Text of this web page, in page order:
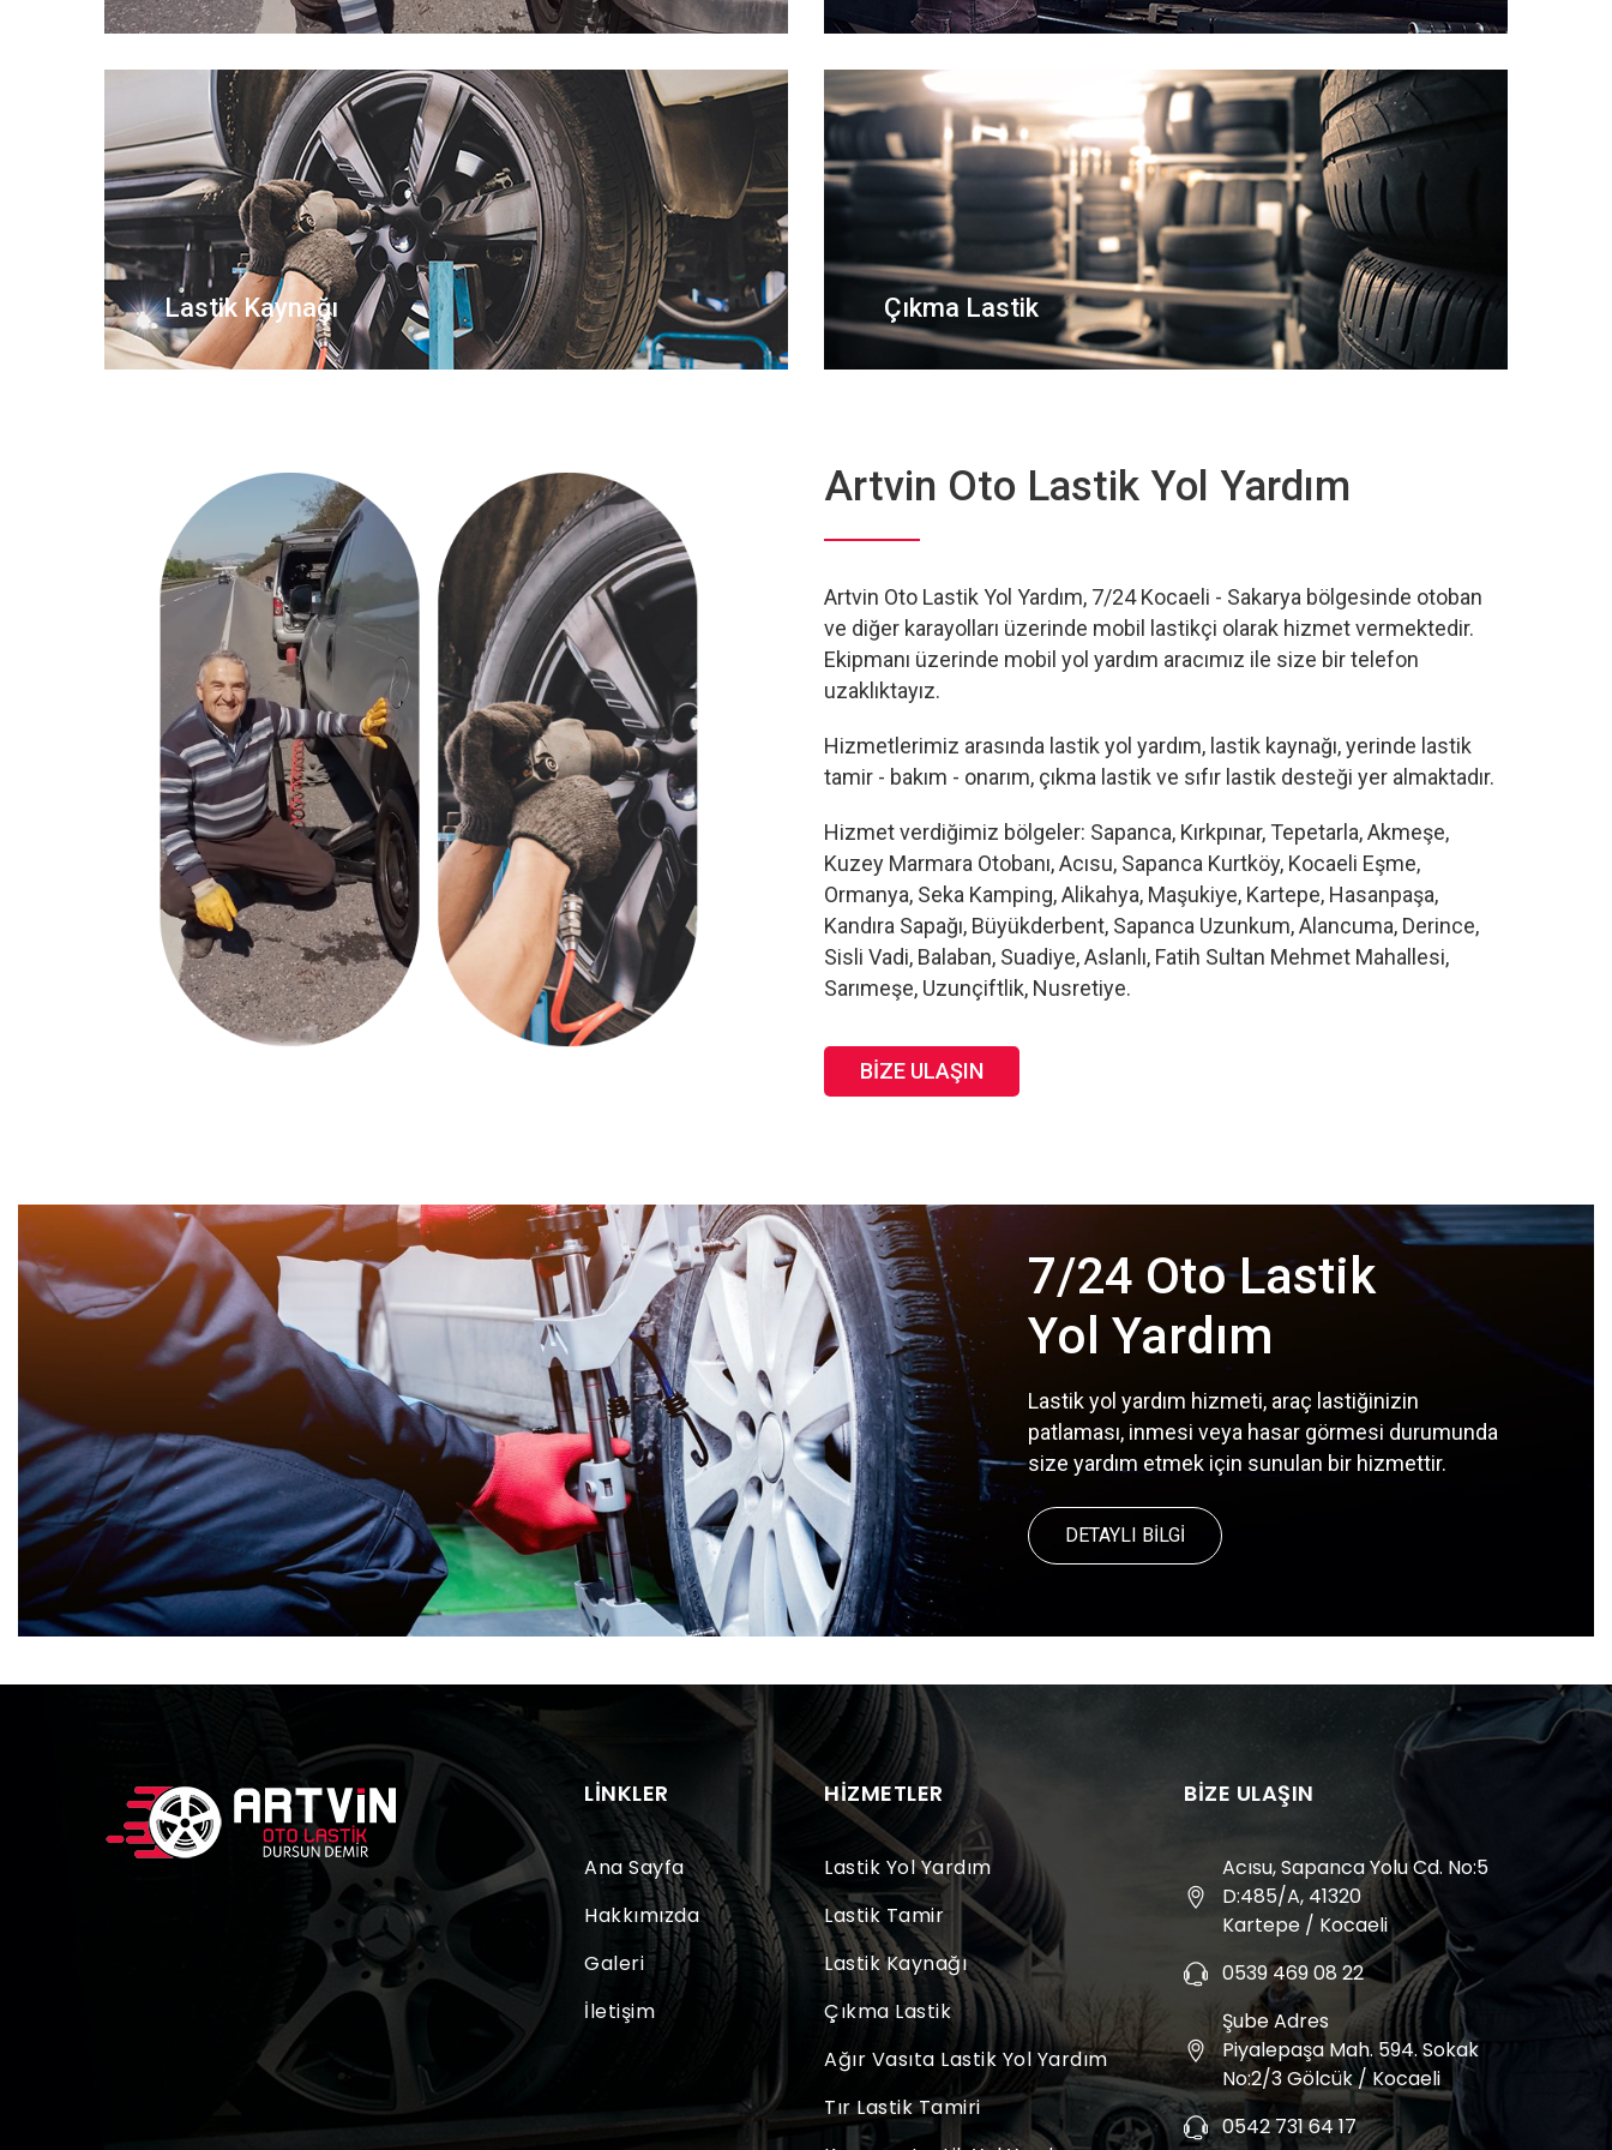
Lastik Kaynağı Çıkma Lastik
Artvin Oto Lastik Yol Yardım
Artvin Oto Lastik Yol Yardım, 7/24 Kocaeli - Sakarya bölgesinde otoban
ve diğer karayolları üzerinde mobil lastikçi olarak hizmet vermektedir.
Ekipmanı üzerinde mobil yol yardım aracımız ile size bir telefon
uzaklıktayız.
Hizmetlerimiz arasında lastik yol yardım, lastik kaynağı, yerinde lastik
tamir - bakım - onarım, çıkma lastik ve sıfır lastik desteği yer almaktadır.
Hizmet verdiğimiz bölgeler: Sapanca, Kırkpınar, Tepetarla, Akmeşe,
Kuzey Marmara Otobanı, Acısu, Sapanca Kurtköy, Kocaeli Eşme,
Ormanya, Seka Kamping, Alikahya, Maşukiye, Kartepe, Hasanpaşa,
Kandıra Sapağı, Büyükderbent, Sapanca Uzunkum, Alancuma, Derince,
Sisli Vadi, Balaban, Suadiye, Aslanlı, Fatih Sultan Mehmet Mahallesi,
Sarımeşe, Uzunçiftlik, Nusretiye.
BIZE ULAŞIN
7/24 Oto Lastik
Yol Yardım
Lastik yol yardım hizmeti, araç lastiğinizin
patlaması, inmesi veya hasar görmesi durumunda
size yardım etmek için sunulan bir hizmettir.
DETAYLI BİLGİ
LINKLER
Ana Sayfa
Hakkımızda
Galeri
İletişim
HIZMETLER
Lastik Yol Yardım
Lastik Tamir
Lastik Kaynağı
Çıkma Lastik
Ağır Vasıta Lastik Yol Yardım
Tır Lastik Tamiri
BIZE ULAŞIN
Acısu, Sapanca Yolu Cd. No:5
D:485/A, 41320
Kartepe / Kocaeli
0539 469 08 22
Şube Adres
Piyalepaşa Mah. 594. Sokak
No:2/3 Gölcük / Kocaeli
0542 731 64 17